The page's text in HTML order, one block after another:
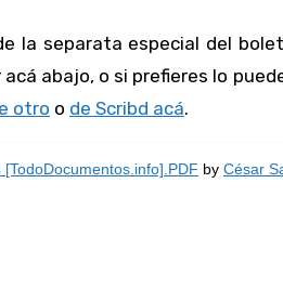
la separata especial del
abajo, o si prefieres lo
otro o de Scribd acá.
by César